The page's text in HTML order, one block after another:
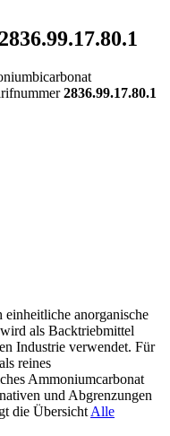
2836.99.17.80.1
2836.99.17.80.1
anorganische
als Backtriebmittel
Industrie verwendet. Für
reines
Ammoniumcarbonat
und Abgrenzungen
die Übersicht Alle